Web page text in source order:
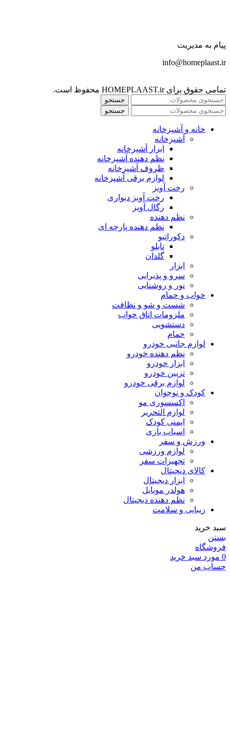
پیام به مدیریت
info@homeplaast.ir
تمامی حقوق برای HOMEPLAAST.ir محفوظ است.
جستجو
جستجو
خانه و آشپزخانه
آشپزخانه
ابزار آشپزخانه
نظم دهنده آشپزخانه
ظروف آشپزخانه
لوازم برقی آشپزخانه
رخت آویز
رخت آویز دیواری
رگال آویز
نظم دهنده
نظم دهنده پارچه ای
دکوراتیو
تابلو
گلدان
ابزار
سرو و پذیرایی
نور و روشنایی
خواب و حمام
شست و شو و نظافت
ملزومات اتاق خواب
دستشویی
حمام
لوازم جانبی خودرو
نظم دهنده خودرو
ابزار خودرو
تزیین خودرو
لوازم برقی خودرو
کودک و نوجوان
اکسسوری مو
لوازم التحریر
ایمنی کودک
اسباب بازی
ورزش و سفر
لوازم ورزشی
تجهیزات سفر
کالای دیجیتال
ابزار دیجیتال
هولدر موبایل
نظم دهنده دیجیتال
زیبایی و سلامت
سبد خرید
بستن
فروشگاه
0 مورد سبد خرید
حساب من